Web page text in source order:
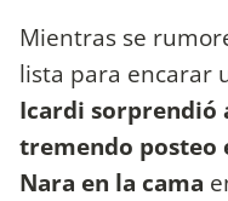
Mientras se
lista para encarar
Icardi sorprendió
tremendo posteo
Nara en la cama